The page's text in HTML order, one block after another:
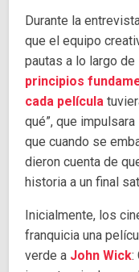
Durante la
que el equipo
pautas a lo largo
principios
cada película
qué”, que
que cuando se
dieron cuenta de
historia a un final
Inicialmente, los
franquicia una
verde a John Wick: